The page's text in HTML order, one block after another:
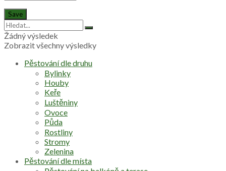
Žádný výsledek
Zobrazit všechny výsledky
Pěstování dle druhu
Bylinky
Houby
Keře
Luštěniny
Ovoce
Půda
Rostliny
Stromy
Zelenina
Pěstování dle místa